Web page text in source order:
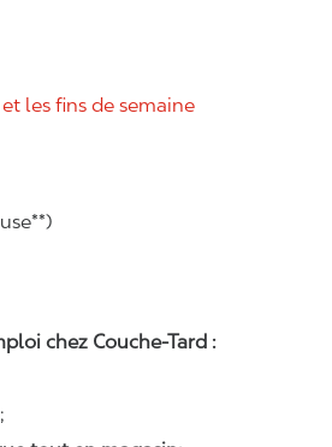
les fins de semaine
chez Couche-Tard :